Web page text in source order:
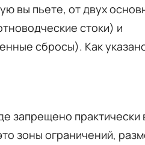
вы пьете, от двух
стоки) и
сбросы). Как
запрещено практически
зоны ограничений,